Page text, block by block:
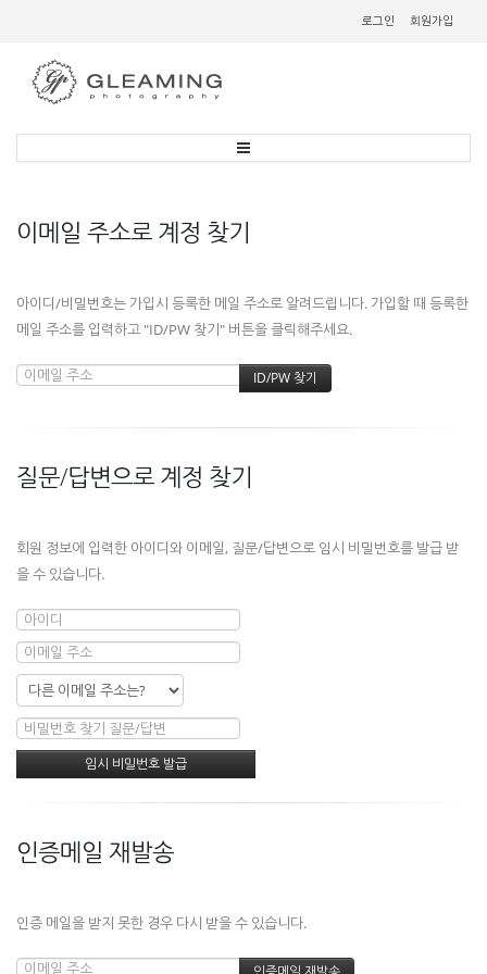
로그인 회원가입
이메일 주소로 계정 찾기
아이디/비밀번호는 가입시 등록한 메일 주소로 알려드립니다. 가입할 때 등록한
메일 주소를 입력하고 "ID/PW 찾기" 버튼을 클릭해주세요.
질문/답변으로 계정 찾기
회원 정보에 입력한 아이디와 이메일, 질문/답변으로 임시 비밀번호를 발급 받
을 수 있습니다.
인증메일 재발송
인증 메일을 받지 못한 경우 다시 받을 수 있습니다.